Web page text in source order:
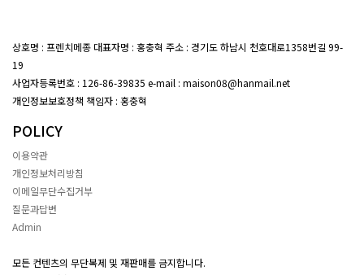
상호명 : 프렌치메종 대표자명 : 홍충혁 주소 : 경기도 하남시 천호대로1358번길 99-
19
사업자등록번호 : 126-86-39835 e-mail : maison08@hanmail.net
개인정보보호정책 책임자 : 홍충혁
POLICY
이용약관
개인정보처리방침
이메일무단수집거부
질문과답변
Admin
모든 컨텐츠의 무단복제 및 재판매를 금지합니다.